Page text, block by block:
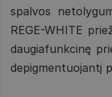
spalvos
REGE-WHITE
daugiafunkcinę
depigmentuojantį